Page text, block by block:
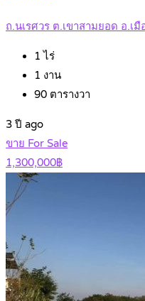
ถ.นเรศวร ต.เขาสามยอด อ.เ
1 ไร่
1 งาน
90 ตารางวา
3 ปี ago
ขาย For Sale
1,300,000฿